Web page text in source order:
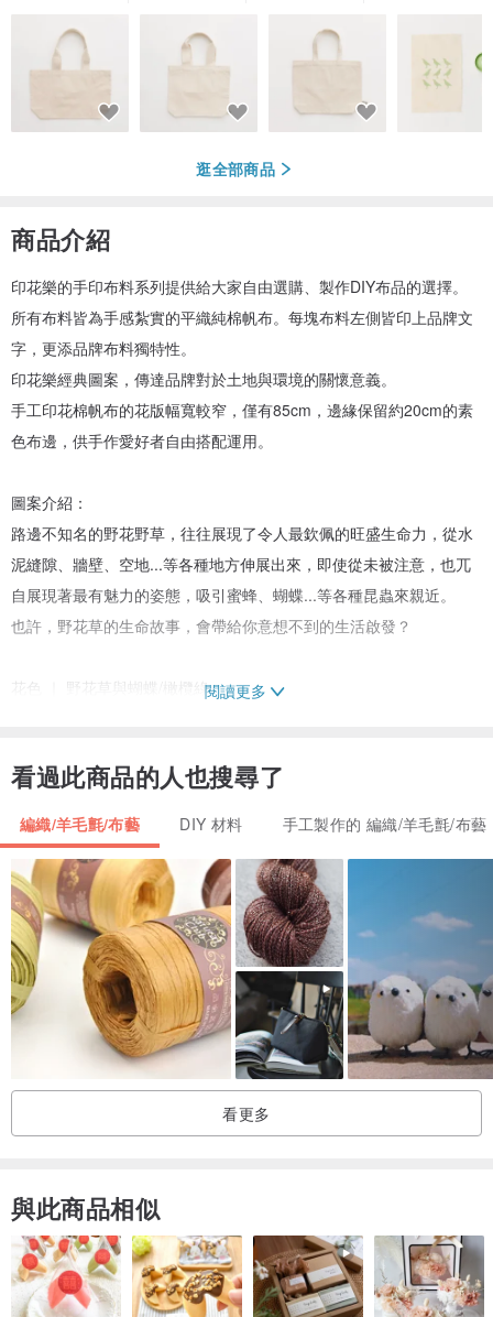
逛全部商品
商品介紹
印花樂的手印布料系列提供給大家自由選購、製作DIY布品的選擇。
所有布料皆為手感紮實的平織純棉帆布。每塊布料左側皆印上品牌文
字，更添品牌布料獨特性。
印花樂經典圖案，傳達品牌對於土地與環境的關懷意義。
手工印花棉帆布的花版幅寬較窄，僅有85cm，邊緣保留約20cm的素
色布邊，供手作愛好者自由搭配運用。
圖案介紹：
路邊不知名的野花野草，往往展現了令人最欽佩的旺盛生命力，從水
泥縫隙、牆壁、空地...等各種地方伸展出來，即使從未被注意，也兀
自展現著最有魅力的姿態，吸引蜜蜂、蝴蝶...等各種昆蟲來親近。
也許，野花草的生命故事，會帶給你意想不到的生活啟發？
花色 ｜ 野花草與蝴蝶/橄欖綠
重量 ｜ 400g
洗滌說明 ｜ 建議手洗，機洗請放洗衣袋，勿乾洗、漂白。印花製品經
反覆水洗、日曬後會自然褪色屬於正常現象。
⇋ 提問之前建議閱讀注意事項 ⇋
♪ 螢幕與實際顏色會有色差，以實際商品為準，介意色差者請不要網
購。
♪ 設計館出貨日為週一至五 10:00-13:00，週末、國定假日無法出
♪ 超商取貨指出貨後48小時內會到超商，並非48小時內您可以收到物
♪ 無法提供單件商品修改，無法提供單件客製代工。
♪ 更多問題請直接發信詢問，我們將於第一時間回覆。
閱讀更多
看過此商品的人也搜尋了
編織/羊毛氈/布藝 DIY 材料 手工製作的 編織/羊毛氈/布藝
看更多
與此商品相似